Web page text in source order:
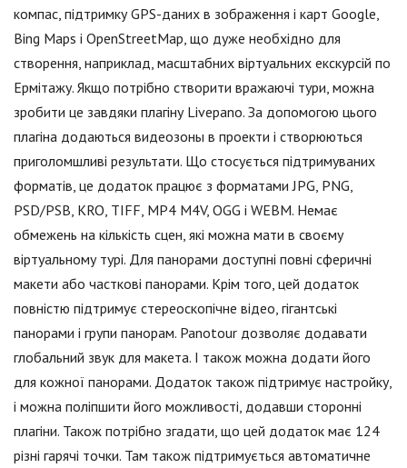
компас, підтримку GPS-даних в зображення і карт Google,
Bing Maps і OpenStreetMap, що дуже необхідно для
створення, наприклад, масштабних віртуальних екскурсій по
Ермітажу. Якщо потрібно створити вражаючі тури, можна
зробити це завдяки плагіну Livepano. За допомогою цього
плагіна додаються видеозоны в проекти і створюються
приголомшливі результати. Що стосується підтримуваних
форматів, це додаток працює з форматами JPG, PNG,
PSD/PSB, KRO, TIFF, MP4 M4V, OGG і WEBM. Немає
обмежень на кількість сцен, які можна мати в своєму
віртуальному турі. Для панорами доступні повні сферичні
макети або часткові панорами. Крім того, цей додаток
повністю підтримує стереоскопічне відео, гігантські
панорами і групи панорам. Panotour дозволяє додавати
глобальний звук для макета. І також можна додати його
для кожної панорами. Додаток також підтримує настройку,
і можна поліпшити його можливості, додавши сторонні
плагіни. Також потрібно згадати, що цей додаток має 124
різні гарячі точки. Там також підтримується автоматичне